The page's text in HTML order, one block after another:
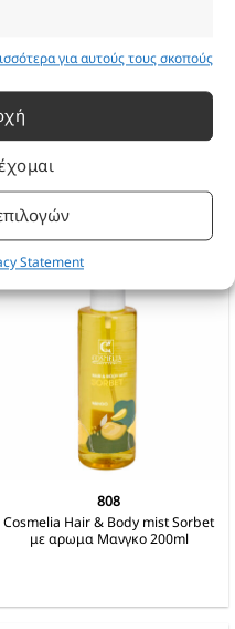
για αυτούς τους σκοπούς
Statement
Cosmelia Hair & Body mist Bubble
808
Cosmelia Hair & Body mist Sorbet
με αρωμα Μανγκο 200ml